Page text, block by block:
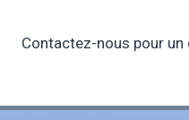
Contactez-nous pour un